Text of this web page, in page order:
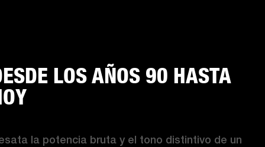
LOS AÑOS 90 HASTA
la potencia bruta y el tono distintivo de un